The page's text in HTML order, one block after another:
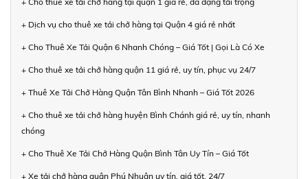
+ Dịch vụ cho thuê xe tải chở hàng tại Quận 4 giá rẻ nhất
+ Cho Thuê Xe Tải Quận 6 Nhanh Chóng – Giá Tốt | Gọi Là Có Xe
+ Cho thuê xe tải chở hàng quận 11 giá rẻ, uy tín, phục vụ 24/7
+ Thuê Xe Tải Chở Hàng Quận Tân Bình Nhanh – Giá Tốt 2026
+ Cho thuê xe tải chở hàng huyện Bình Chánh giá rẻ, uy tín, nhanh
chóng
+ Cho Thuê Xe Tải Chở Hàng Quận Bình Tân Uy Tín – Giá Tốt
+ Xe tải chở hàng quận Phú Nhuận uy tín, giá tốt, 24/7